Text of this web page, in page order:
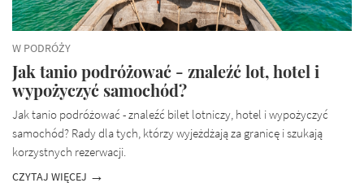
W PODRÓŻY
Jak tanio podróżować - znaleźć lot, hotel i
wypożyczyć samochód?
Jak tanio podróżować - znaleźć bilet lotniczy, hotel i wypożyczyć
samochód? Rady dla tych, którzy wyjeżdżają za granicę i szukają
korzystnych rezerwacji.
CZYTAJ WIĘCEJ